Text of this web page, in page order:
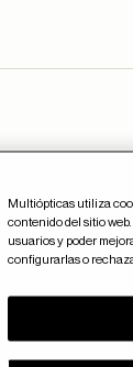
Multiópticas utiliza
contenido del sitio
usuarios y poder
configurarlas o